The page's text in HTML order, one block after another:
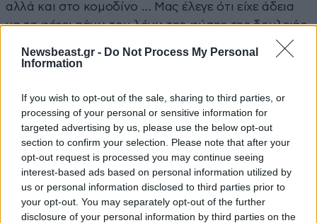
Newsbeast.gr - Do Not Process My Personal
Information
If you wish to opt-out of the sale, sharing to third parties, or
processing of your personal or sensitive information for
targeted advertising by us, please use the below opt-out
section to confirm your selection. Please note that after your
opt-out request is processed you may continue seeing
interest-based ads based on personal information utilized by
us or personal information disclosed to third parties prior to
your opt-out. You may separately opt-out of the further
disclosure of your personal information by third parties on the
αλλά και στο κομοδίνο … Μας έλεγε ότι είχε άδεια
να τα φέρει πάνω του λόγω της φύσης της δουλειάς